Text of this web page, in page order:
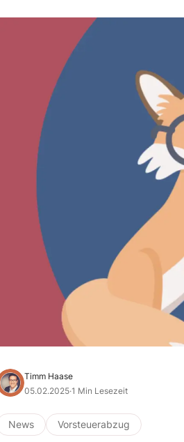
Timm Haase
05.02.2025·1 Min Lesezeit
News Vorsteuerabzug